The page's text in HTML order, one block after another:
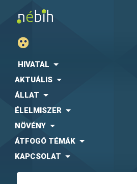
HIVATAL
AKTUÁLIS
ÁLLAT
ÉLELMISZER
NÖVÉNY
ÁTFOGÓ TÉMÁK
KAPCSOLAT